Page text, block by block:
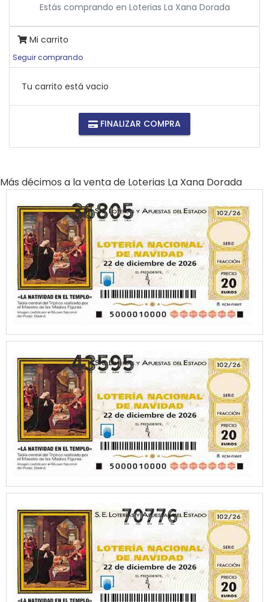
Estás comprando en Loterias La Xana Dorada
Mi carrito
Seguir comprando
Tu carrito está vacio
FINALIZAR COMPRA
Más décimos a la venta de Loterias La Xana Dorada
70776